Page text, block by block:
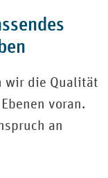
wir die Qualität
voran.
an